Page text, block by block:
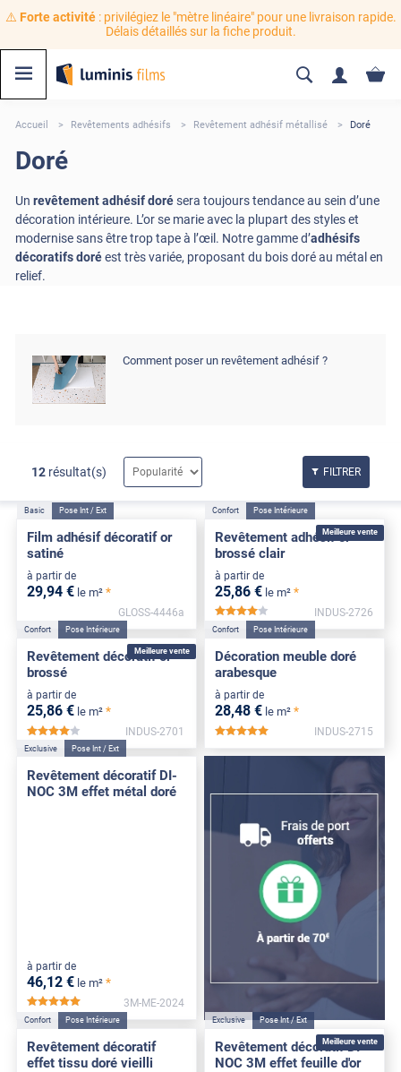
⚠️ Forte activité: privilégiez le "mètre linéaire" pour une livraison rapide.
Délais détaillés sur la fiche produit.
Accueil Revêtements adhésifs Revêtement adhésif métallisé Doré
Doré
Un revêtement adhésif dorésera toujours tendance au sein d’une
décoration intérieure. L’or se marie avec la plupart des styles et
modernise sans être trop tape à l’œil. Notre gamme d’adhésifs
décoratifs doréest très variée, proposant du bois doré au métal en
relief.
Comment poser un revêtement adhésif ?
12 résultat(s) FILTRER
Basic Pose Int / Ext
Film adhésif décoratif or
satiné
à partir de
29,94 € le m² *
GLOSS-4446a
Meilleure vente
Confort Pose Intérieure
Revêtement adhésif or
brossé clair
à partir de
25,86 € le m² *
*****
INDUS-2726
Meilleure vente
Confort Pose Intérieure
Revêtement décoratif or
brossé
à partir de
25,86 € le m² *
*****
INDUS-2701
Confort Pose Intérieure
Décoration meuble doré
arabesque
à partir de
28,48 € le m² *
INDUS-2715
Exclusive Pose Int / Ext
Revêtement décoratif DI-
NOC 3M effet métal doré
à partir de
46,12 € le m² *
3M-ME-2024
Confort Pose Intérieure
Revêtement décoratif
effet tissu doré vieilli
Meilleure vente
Exclusive Pose Int / Ext
Revêtement décoratif DI-
NOC 3M effet feuille d'or